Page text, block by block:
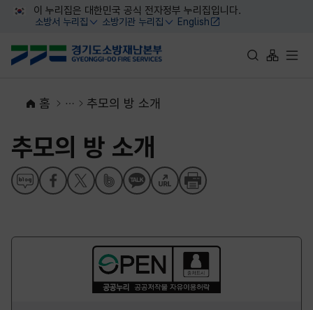
대메뉴 바로가기
본문 바로가기
이 누리집은 대한민국 공식 전자정부 누리집입니다.
소방서 누리집
열기
소방기관 누리집
열기
English
통합검색 바로가
사이트맵
전체
홈 추모의 방 소개
추모의 방 소개